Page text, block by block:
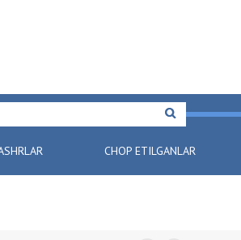
CHOP ETILGANLAR